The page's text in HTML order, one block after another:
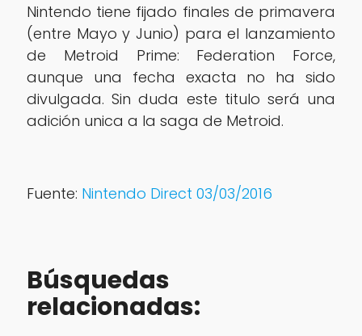
Nintendo tiene fijado finales de primavera
(entre Mayo y Junio) para el lanzamiento
de Metroid Prime: Federation Force,
aunque una fecha exacta no ha sido
divulgada. Sin duda este titulo será una
adición unica a la saga de Metroid.
Fuente: Nintendo Direct 03/03/2016
Búsquedas
relacionadas: